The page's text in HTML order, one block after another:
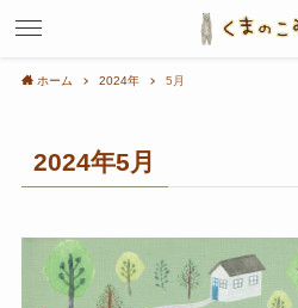
ホーム 2024年 5月
2024年5月